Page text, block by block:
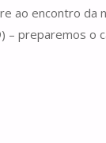
ao encontro da
– preparemos o